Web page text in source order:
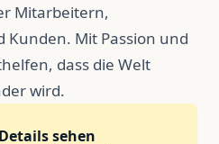
Mitarbeitern,
Mit Passion und
dass die Welt
wird.
sehen